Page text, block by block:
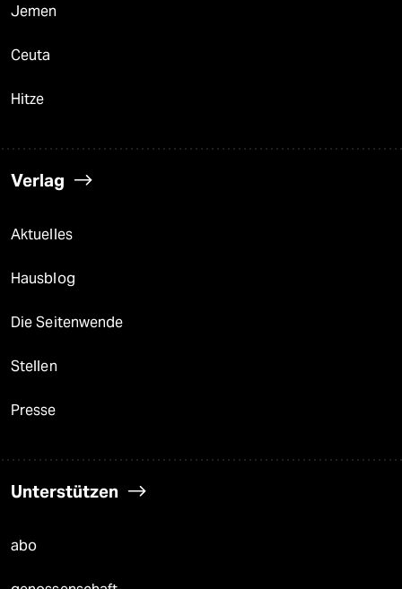
Jemen
Ceuta
Hitze
Verlag
Aktuelles
Hausblog
Die Seitenwende
Stellen
Presse
Unterstützen
abo